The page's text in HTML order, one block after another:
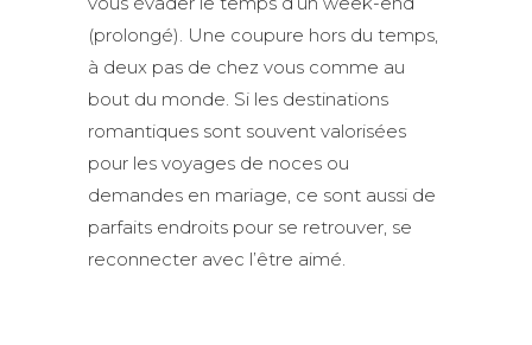
(prolongé). Une coupure hors du temps,
à deux pas de chez vous comme au
bout du monde. Si les destinations
romantiques sont souvent valorisées
pour les voyages de noces ou
demandes en mariage, ce sont aussi de
parfaits endroits pour se retrouver, se
reconnecter avec l’être aimé.